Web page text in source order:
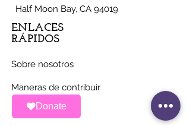
Donate
Half Moon Bay, CA 94019
ENLACES
RÁPIDOS
Sobre nosotros
Maneras de contribuir
Noticias